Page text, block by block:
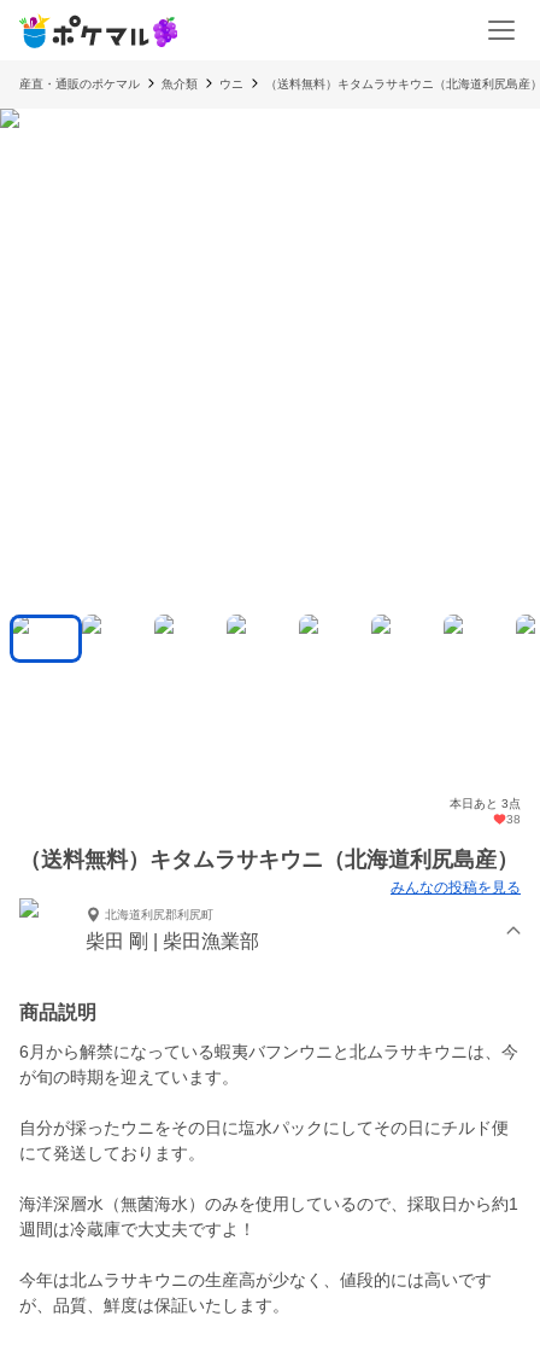
産直・通販のポケマル 魚介類 ウニ （送料無料）キタムラサキウニ（北海道利尻島産
本日あと 3点
38
（送料無料）キタムラサキウニ（北海道利尻島産）
みんなの投稿を見る
北海道利尻郡利尻町
柴田 剛 | 柴田漁業部
商品説明
6月から解禁になっている蝦夷バフンウニと北ムラサキウニは、今
が旬の時期を迎えています。
自分が採ったウニをその日に塩水パックにしてその日にチルド便
にて発送しております。
海洋深層水（無菌海水）のみを使用しているので、採取日から約1
週間は冷蔵庫で大丈夫ですよ！
今年は北ムラサキウニの生産高が少なく、値段的には高いです
が、品質、鮮度は保証いたします。